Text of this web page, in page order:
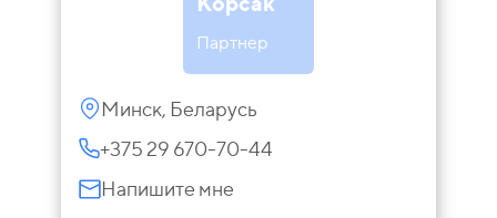
Партнер
Минск, Беларусь
+375 29 670-70-44
Напишите мне